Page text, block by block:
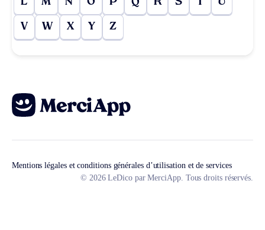
V W X Y Z
Mentions légales et conditions générales d’utilisation et de services
© 2026 LeDico par MerciApp. Tous droits réservés.